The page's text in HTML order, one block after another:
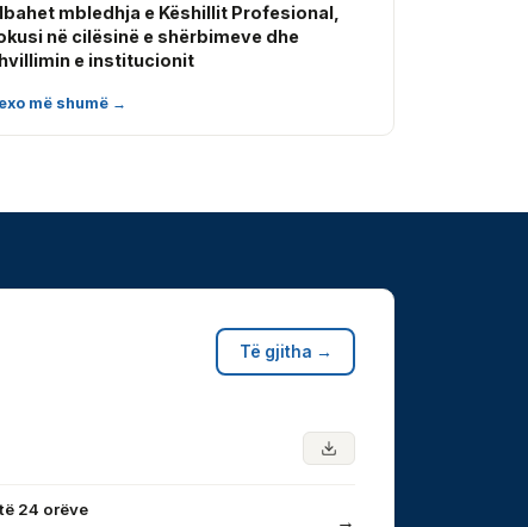
mbledhja e Këshillit Profesional,
në cilësinë e shërbimeve dhe
e institucionit
më shumë →
Të gjitha →
24 orëve →